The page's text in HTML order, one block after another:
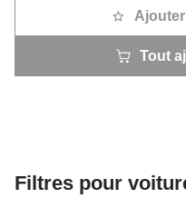
Tout
Filtres pour